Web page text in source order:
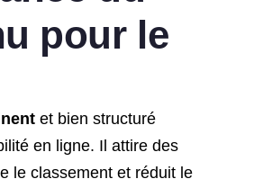
pour le
et bien structuré
en ligne. Il attire des
le classement et réduit le